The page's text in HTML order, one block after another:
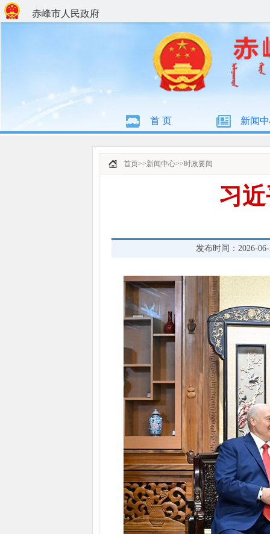
赤峰市人民政府
首 页 新闻
首页>>新闻中心>>时政要闻
习
发布时间：2026-